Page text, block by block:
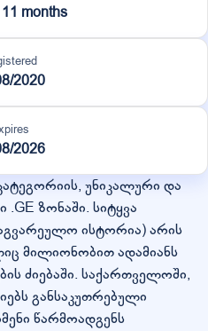
months
2020
2026
უნიკალური და
ზონაში. სიტყვა
ისტორია) არის
მილიონობით ადამიანს
ძიებაში. საქართველოში,
განსაკუთრებული
წარმოადგენს